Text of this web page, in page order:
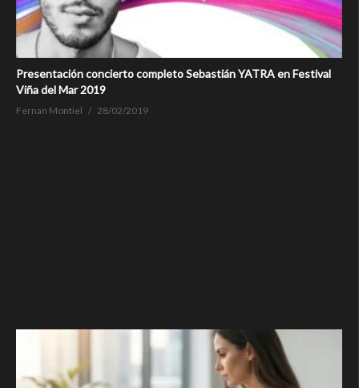
Presentación concierto completo Sebastián YATRA en Festival
Viña del Mar 2019
Fernan Montiel 28/02/2019